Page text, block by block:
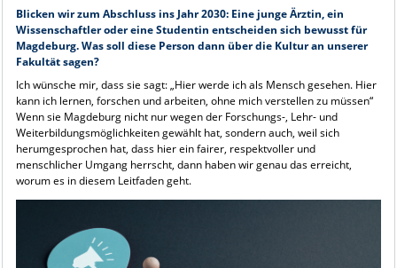
Blicken wir zum Abschluss ins Jahr 2030: Eine junge Ärztin, ein
Wissenschaftler oder eine Studentin entscheiden sich bewusst für
Magdeburg. Was soll diese Person dann über die Kultur an unserer
Fakultät sagen?
Ich wünsche mir, dass sie sagt: „Hier werde ich als Mensch gesehen. Hier
kann ich lernen, forschen und arbeiten, ohne mich verstellen zu müssen“
Wenn sie Magdeburg nicht nur wegen der Forschungs-, Lehr- und
Weiterbildungsmöglichkeiten gewählt hat, sondern auch, weil sich
herumgesprochen hat, dass hier ein fairer, respektvoller und
menschlicher Umgang herrscht, dann haben wir genau das erreicht,
worum es in diesem Leitfaden geht.